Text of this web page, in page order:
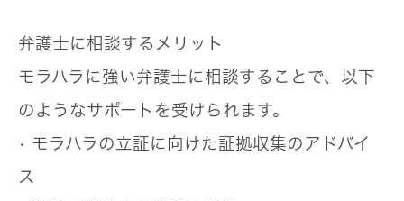
弁護士に相談するメリット
モラハラに強い弁護士に相談することで、以下
のようなサポートを受けられます。
• モラハラの立証に向けた証拠収集のアドバイ
ス